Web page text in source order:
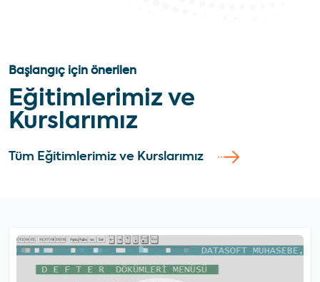
Başlangıç için önerilen
Eğitimlerimiz ve
Kurslarımız
Tüm Eğitimlerimiz ve Kurslarımız